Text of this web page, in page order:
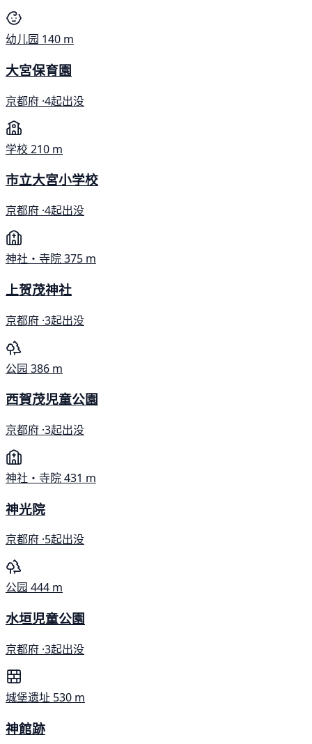
幼儿园 140 m
大宮保育園
京都府 ·4起出没
学校210 m
市立大宮小学校
京都府 ·4起出没
神社・寺院375 m
上贺茂神社
京都府 ·3起出没
公园 386 m
西賀茂児童公園
京都府 ·3起出没
神社・寺院431 m
神光院
京都府 ·5起出没
公园 444 m
水垣児童公園
京都府 ·3起出没
城堡遗址 530 m
神館跡